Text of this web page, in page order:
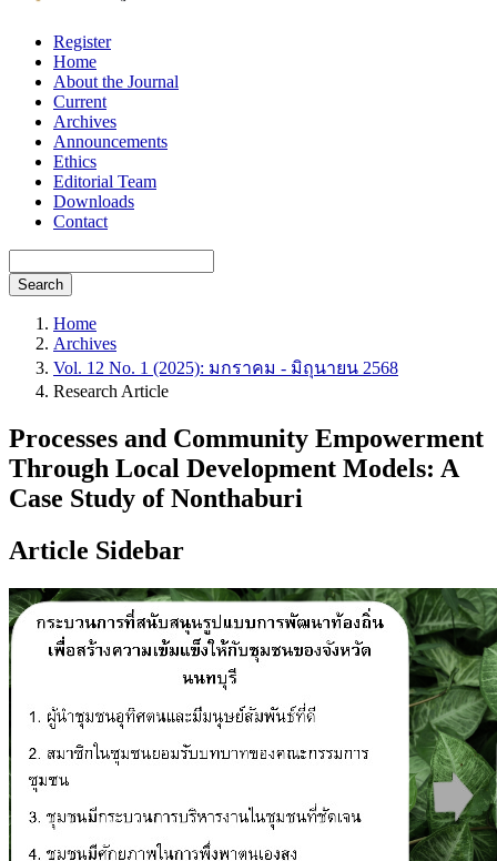
Register
Home
About the Journal
Current
Archives
Announcements
Ethics
Editorial Team
Downloads
Contact
Search
Home
Archives
Vol. 12 No. 1 (2025): มกราคม - มิถุนายน 2568
Research Article
Processes and Community Empowerment
Through Local Development Models: A
Case Study of Nonthaburi
Article Sidebar